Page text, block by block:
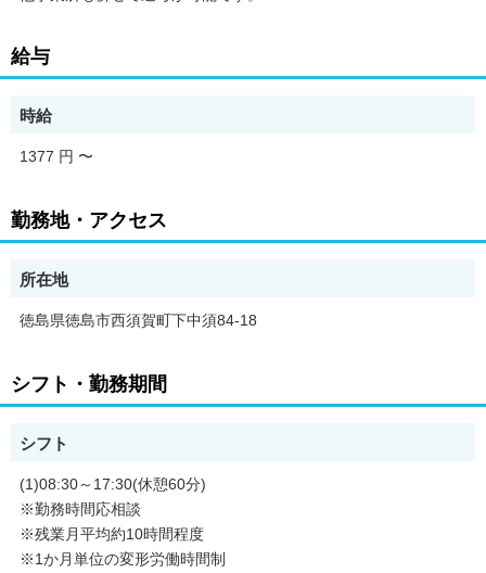
給与
時給
1377 円 〜
勤務地・アクセス
所在地
徳島県徳島市西須賀町下中須84-18
シフト・勤務期間
シフト
(1)08:30～17:30(休憩60分)
※勤務時間応相談
※残業月平均約10時間程度
※1か月単位の変形労働時間制